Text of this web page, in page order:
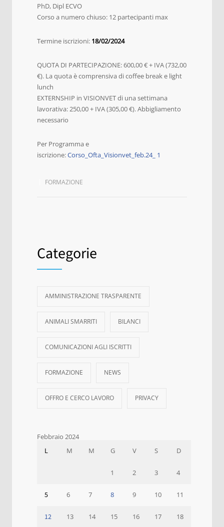
PhD, Dipl ECVO
Corso a numero chiuso: 12 partecipanti max
Termine iscrizioni: 18/02/2024
QUOTA DI PARTECIPAZIONE: 600,00 € + IVA (732,00
€). La quota è comprensiva di coffee break e light
lunch
EXTERNSHIP in VISIONVET di una settimana
lavorativa: 250,00 + IVA (305,00 €). Abbigliamento
necessario
Per Programma e
iscrizione:Corso_Ofta_Visionvet_feb.24_ 1
FORMAZIONE
Categorie
AMMINISTRAZIONE TRASPARENTE
ANIMALI SMARRITI BILANCI
COMUNICAZIONI AGLI ISCRITTI
FORMAZIONE NEWS
OFFRO E CERCO LAVORO PRIVACY
Febbraio 2024
L M M G V S D
1 2 3 4
5 6 7 8 9 10 11
12 13 14 15 16 17 18